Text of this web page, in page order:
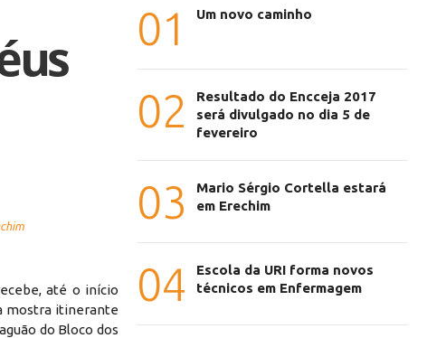
até o início
mostra itinerante
do Bloco dos
01 Um novo caminho
02
Resultado do Encceja 2017
será divulgado no dia 5 de
fevereiro
03
Mario Sérgio Cortella estará
em Erechim
04
Escola da URI forma novos
técnicos em Enfermagem